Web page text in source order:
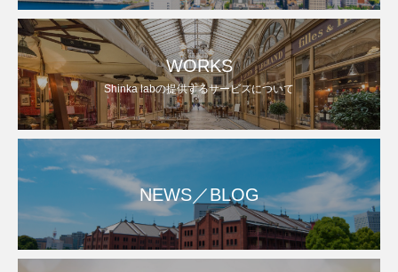
WORKS
Shinka labの提供するサービスについて
NEWS／BLOG